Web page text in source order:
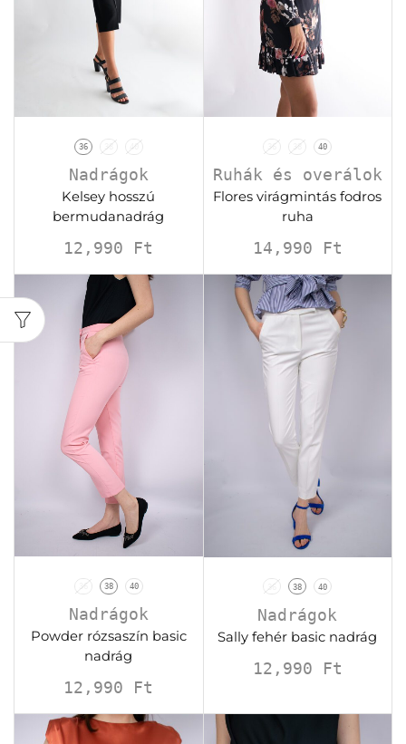
36 38 40
Nadrágok
Kelsey hosszú
bermudanadrág
12,990 Ft
36 38 40
Ruhák és overálok
Flores virágmintás fodros
ruha
14,990 Ft
36 38 40
Nadrágok
Powder rózsaszín basic
nadrág
12,990 Ft
36 38 40
Nadrágok
Sally fehér basic nadrág
12,990 Ft